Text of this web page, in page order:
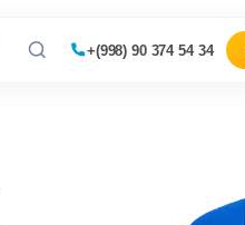
+(998) 90 374 54 34